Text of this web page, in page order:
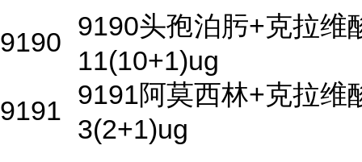
9190
9190头孢泊肟+克拉维
11(10+1)ug
9191
9191阿莫西林+克拉维
3(2+1)ug